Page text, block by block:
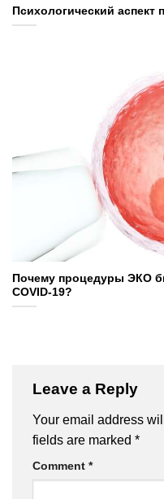
Психологический
Почему процедуры ЭКО
COVID-19?
Leave a Reply
Your email address
fields are marked *
Comment *